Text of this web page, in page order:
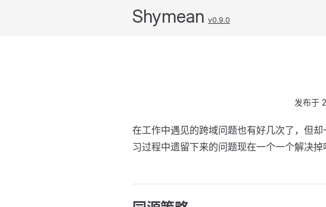
Shymean v0.9.0
发布于
在工作中遇见的跨域问题也有好几次了，但
习过程中遗留下来的问题现在一个一个解决掉